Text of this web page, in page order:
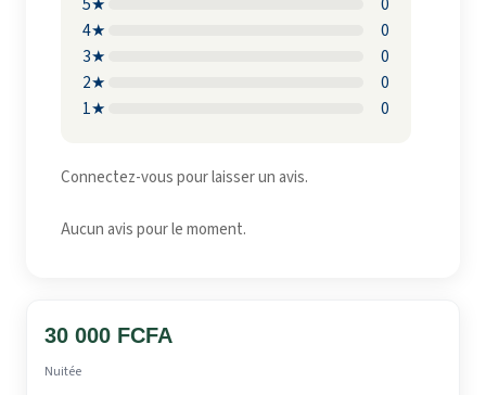
4★
0
3★
0
2★
0
1★
0
Connectez-vous pour laisser un avis.
Aucun avis pour le moment.
30 000 FCFA
Nuitée